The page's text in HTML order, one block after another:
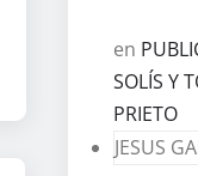
en
SOLÍS Y
PRIETO
JESUS